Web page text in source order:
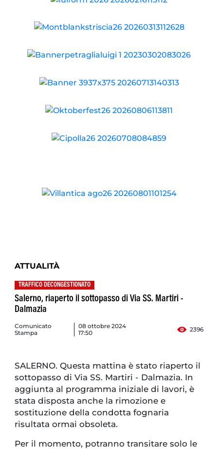
ATTUALITÀ
TRAFFICO DECONGESTIONATO
Salerno, riaperto il sottopasso di Via SS. Martiri -
Dalmazia
Comunicato
Stampa
08 ottobre 2024
17:50
2396
SALERNO. Questa mattina è stato riaperto il
sottopasso di Via SS. Martiri - Dalmazia. In
aggiunta al programma iniziale di lavori, è
stata disposta anche la rimozione e
sostituzione della condotta fognaria
risultata ormai obsoleta.
Per il momento, potranno transitare solo le